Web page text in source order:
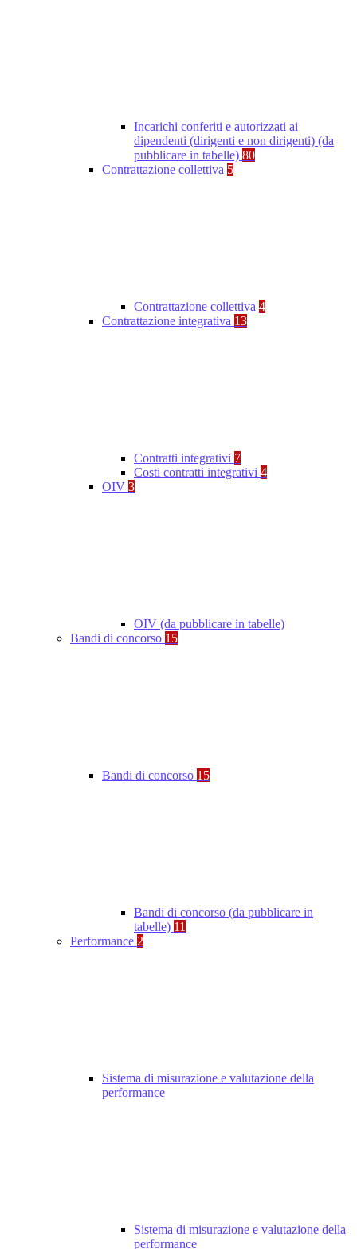
Incarichi conferiti e autorizzati ai
dipendenti (dirigenti e non dirigenti) (da
pubblicare in tabelle) 80
Contrattazione collettiva 5
Contrattazione collettiva 4
Contrattazione integrativa 13
Contratti integrativi 7
Costi contratti integrativi 4
OIV 3
OIV (da pubblicare in tabelle)
Bandi di concorso 15
Bandi di concorso 15
Bandi di concorso (da pubblicare in
tabelle) 11
Performance 2
Sistema di misurazione e valutazione della
performance
Sistema di misurazione e valutazione della
performance